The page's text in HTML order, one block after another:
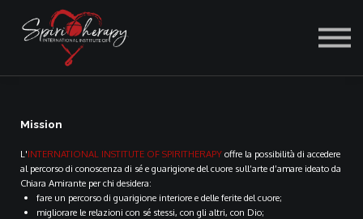
Mission
L'INTERNATIONAL INSTITUTE OF SPIRITHERAPY offre la possibilità di accedere
al percorso di conoscenza di sé e guarigione del cuore sull’arte d’amare ideato da
Chiara Amirante per chi desidera:
fare un percorso di guarigione interiore e delle ferite del cuore;
migliorare le relazioni con sé stessi, con gli altri, con Dio;